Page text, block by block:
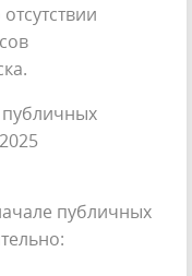
публичных
публичных